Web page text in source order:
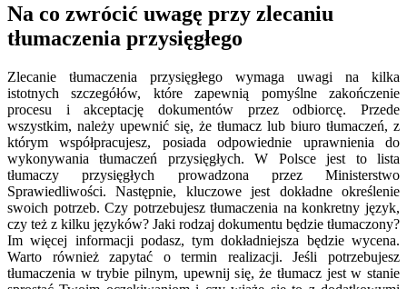
Na co zwrócić uwagę przy zlecaniu
tłumaczenia przysięgłego
Zlecanie tłumaczenia przysięgłego wymaga uwagi na kilka
istotnych szczegółów, które zapewnią pomyślne zakończenie
procesu i akceptację dokumentów przez odbiorcę. Przede
wszystkim, należy upewnić się, że tłumacz lub biuro tłumaczeń, z
którym współpracujesz, posiada odpowiednie uprawnienia do
wykonywania tłumaczeń przysięgłych. W Polsce jest to lista
tłumaczy przysięgłych prowadzona przez Ministerstwo
Sprawiedliwości. Następnie, kluczowe jest dokładne określenie
swoich potrzeb. Czy potrzebujesz tłumaczenia na konkretny język,
czy też z kilku języków? Jaki rodzaj dokumentu będzie tłumaczony?
Im więcej informacji podasz, tym dokładniejsza będzie wycena.
Warto również zapytać o termin realizacji. Jeśli potrzebujesz
tłumaczenia w trybie pilnym, upewnij się, że tłumacz jest w stanie